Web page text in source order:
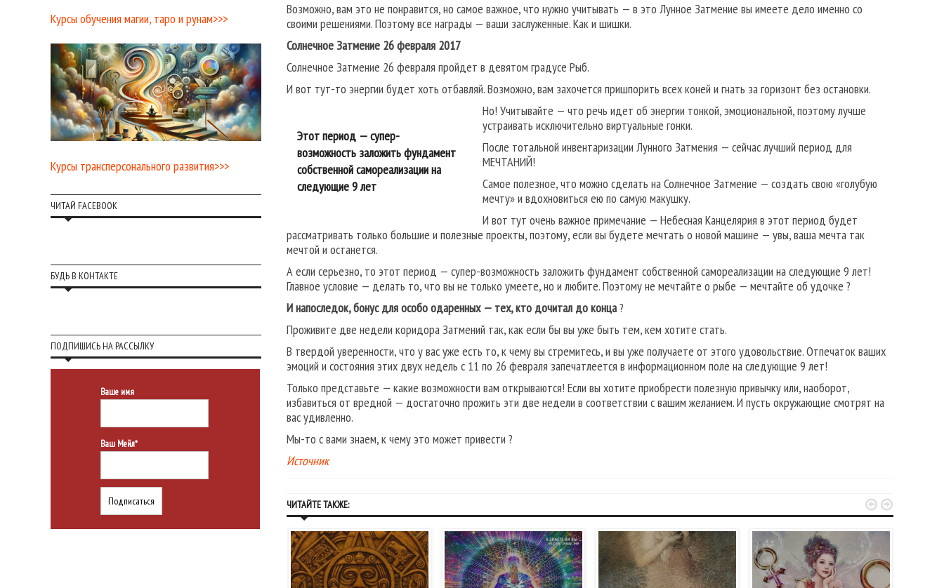
Возможно, вам это не понравится, но самое важное, что нужно учитывать — в это Лунное Затмение вы имеете дело именно со
своими решениями. Поэтому все награды — ваши заслуженные. Как и шишки.
Солнечное Затмение 26 февраля 2017
Солнечное Затмение 26 февраля пройдет в девятом градусе Рыб.
И вот тут-то энергии будет хоть отбавляй. Возможно, вам захочется пришпорить всех коней и гнать за горизонт без остановки.
Этот период — супер-
возможность заложить фундамент
собственной самореализации на
следующие 9 лет
Но! Учитывайте — что речь идет об энергии тонкой, эмоциональной, поэтому лучше
устраивать исключительно виртуальные гонки.
После тотальной инвентаризации Лунного Затмения — сейчас лучший период для
МЕЧТАНИЙ!
Самое полезное, что можно сделать на Солнечное Затмение — создать свою «голубую
мечту» и вдохновиться ею по самую макушку.
И вот тут очень важное примечание — Небесная Канцелярия в этот период будет
рассматривать только большие и полезные проекты, поэтому, если вы будете мечтать о новой машине — увы, ваша мечта так
мечтой и останется.
А если серьезно, то этот период — супер-возможность заложить фундамент собственной самореализации на следующие 9 лет!
Главное условие — делать то, что вы не только умеете, но и любите. Поэтому не мечтайте о рыбе — мечтайте об удочке ?
И напоследок, бонус для особо одаренных — тех, кто дочитал до конца?
Проживите две недели коридора Затмений так, как если бы вы уже быть тем, кем хотите стать.
В твердой уверенности, что у вас уже есть то, к чему вы стремитесь, и вы уже получаете от этого удовольствие. Отпечаток ваших
эмоций и состояния этих двух недель с 11 по 26 февраля запечатлеется в информационном поле на следующие 9 лет!
Только представьте — какие возможности вам открываются! Если вы хотите приобрести полезную привычку или, наоборот,
избавиться от вредной — достаточно прожить эти две недели в соответствии с вашим желанием. И пусть окружающие смотрят на
вас удивленно.
Мы-то с вами знаем, к чему это может привести ?
Источник
ЧИТАЙТЕ ТАКЖЕ:  
Курсы обучения магии, таро и рунам>>>
Курсы трансперсонального развития>>>
ЧИТАЙ FACEBOOK
БУДЬ В КОНТАКТЕ
ПОДПИШИСЬ НА РАССЫЛКУ
Ваше имя
Ваш Мейл*